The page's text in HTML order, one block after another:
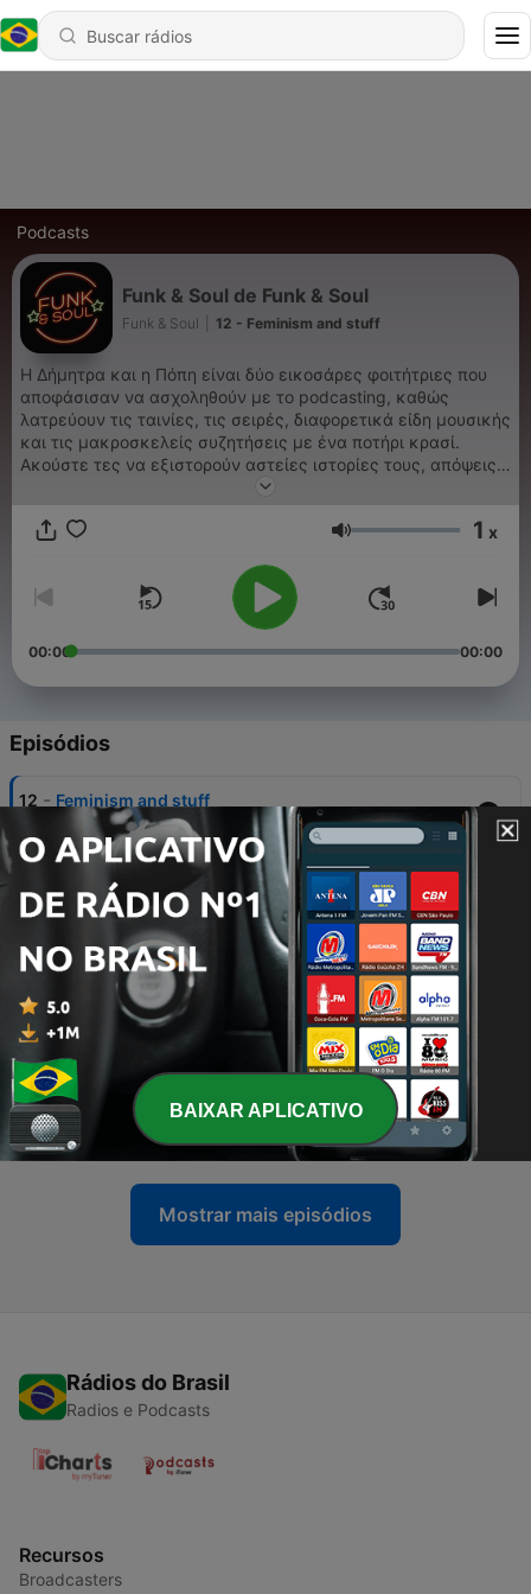
Podcasts
Funk & Soul de Funk & Soul
Funk & Soul 12 - Feminism and stuff
Η Δήμητρα και η Πόπη είναι δύο εικοσάρες φοιτήτριες που
αποφάσισαν να ασχοληθούν με το podcasting, καθώς
λατρεύουν τις ταινίες, τις σειρές, διαφορετικά είδη μουσικής
και τις μακροσκελείς συζητήσεις με ένα ποτήρι κρασί.
Ακούστε τες να εξιστορούν αστείες ιστορίες τους, απόψεις
τους σε καθημερινά ζητήματα, αλλά πάνω από όλα με λίγο
Volume 1 x
00:00 00:00
Episódios
12 - Feminism and stuff
05 mar. 2021
Happy (Anti) Valentine’s Day
12 fev. 2021
10 - The Girls Who Read #3
9 - The Girls Who Read #2
22 jan. 2021
8 - The Girls Who Read #1
15 jan. 2021
Mostrar mais episódios
Rádios do Brasil
Radios e Podcasts
Recursos
Broadcasters
BAIXAR APLICATIVO